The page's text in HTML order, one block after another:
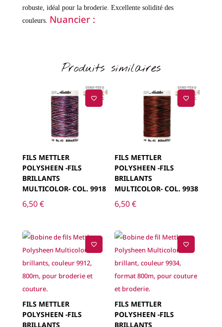
robuste, idéal pour la broderie. Excellente solidité des
couleurs. Nuancier :
Produits similaires
FILS METTLER
POLYSHEEN -FILS
BRILLANTS
MULTICOLOR- COL. 9918
6,50€
FILS METTLER
POLYSHEEN -FILS
BRILLANTS
MULTICOLOR- COL. 9938
6,50€
FILS METTLER
POLYSHEEN -FILS
BRILLANTS
FILS METTLER
POLYSHEEN -FILS
BRILLANTS